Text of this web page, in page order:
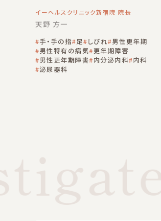
イーヘルスクリニック新宿院 院長
天野 方一
手・手の指 足 しびれ 男性更年期
男性特有の病気 更年期障害
男性更年期障害 内分泌内科 内科
泌尿器科